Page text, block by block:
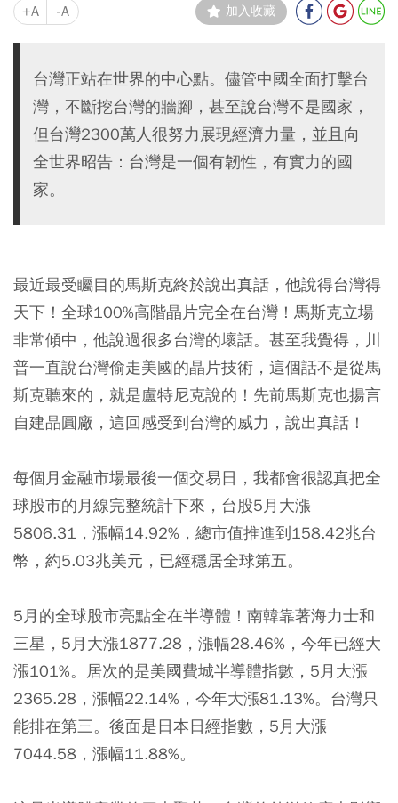
+A -A 加入收藏
台灣正站在世界的中心點。儘管中國全面打擊台
灣，不斷挖台灣的牆腳，甚至說台灣不是國家，
但台灣2300萬人很努力展現經濟力量，並且向
全世界昭告：台灣是一個有韌性，有實力的國
家。
最近最受矚目的馬斯克終於說出真話，他說得台灣得
天下！全球100%高階晶片完全在台灣！馬斯克立場
非常傾中，他說過很多台灣的壞話。甚至我覺得，川
普一直說台灣偷走美國的晶片技術，這個話不是從馬
斯克聽來的，就是盧特尼克說的！先前馬斯克也揚言
自建晶圓廠，這回感受到台灣的威力，說出真話！
每個月金融市場最後一個交易日，我都會很認真把全
球股市的月線完整統計下來，台股5月大漲
5806.31，漲幅14.92%，總市值推進到158.42兆台
幣，約5.03兆美元，已經穩居全球第五。
5月的全球股市亮點全在半導體！南韓靠著海力士和
三星，5月大漲1877.28，漲幅28.46%，今年已經大
漲101%。居次的是美國費城半導體指數，5月大漲
2365.28，漲幅22.14%，今年大漲81.13%。台灣只
能排在第三。後面是日本日經指數，5月大漲
7044.58，漲幅11.88%。